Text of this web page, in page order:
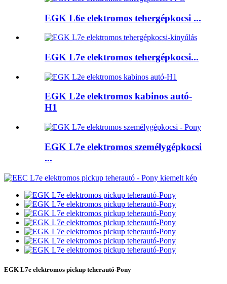
EGK L6e elektromos tehergépkocsi ...
EGK L7e elektromos tehergépkocsi...
EGK L2e elektromos kabinos autó-
H1
EGK L7e elektromos személygépkocsi
...
EGK L7e elektromos pickup teherautó-Pony